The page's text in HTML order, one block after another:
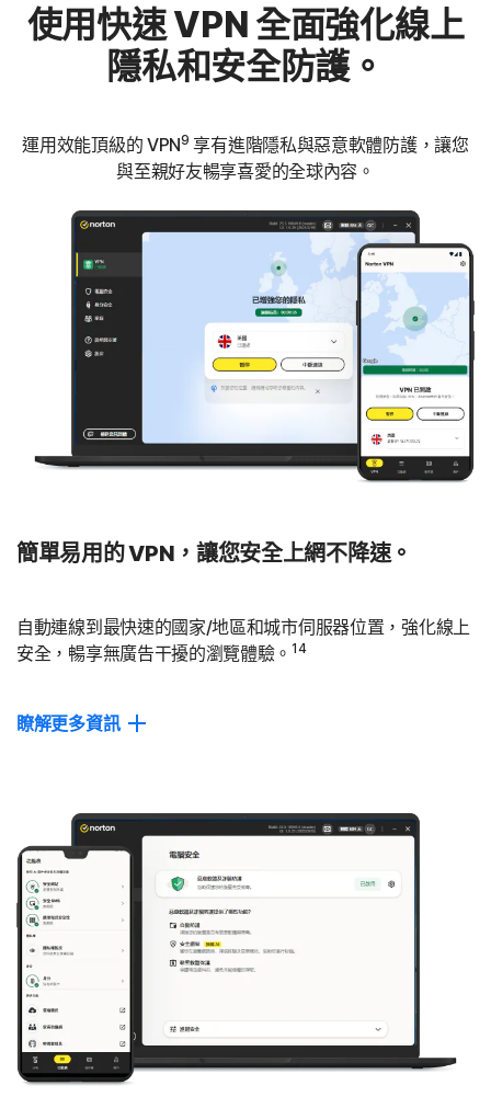
使用快速 VPN 全面強化線上
隱私和安全防護。
運用效能頂級的 VPN9 享有進階隱私與惡意軟體防護，讓您
與至親好友暢享喜愛的全球內容。
簡單易用的 VPN，讓您安全上網不降速。
自動連線到最快速的國家/地區和城市伺服器位置，強化線上
安全，暢享無廣告干擾的瀏覽體驗。14
瞭解更多資訊
2 倍快速，資料傳輸速度更是達 2.5 倍。
*此排名出處為 PassMark Software 針對全球領先的VPN 產品
進行測試所提出的 VPN Products Performance Benchmarks
(VPN 產品效能基準) 報告。歡迎
自動連線
每當連線至公用網路時，VPN 都會自動開啟，保護並加密您的個
人資料。